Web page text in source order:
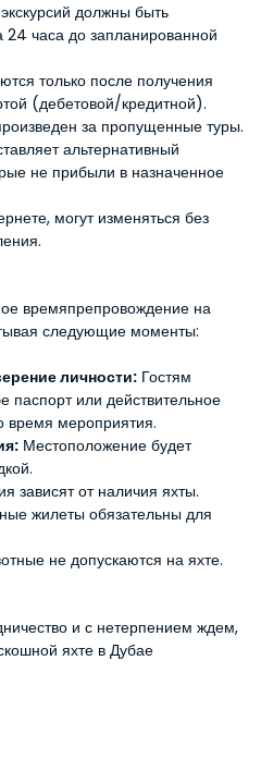
должны быть
часа до запланированной
только после получения
(дебетовой/кредитной).
за пропущенные туры.
альтернативный
не прибыли в назначенное
могут изменяться без
времяпрепровождение на
следующие моменты:
личности: Гостям
паспорт или действительное
время мероприятия.
Местоположение будет
зависят от наличия яхты.
жилеты обязательны для
не допускаются на яхте.
и с нетерпением ждем,
яхте в Дубае